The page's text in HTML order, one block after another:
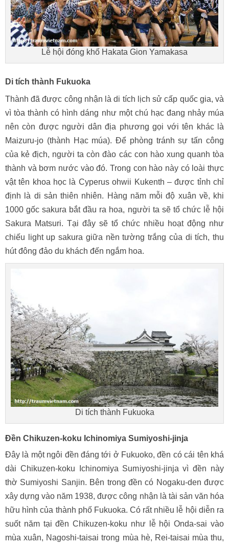
Lễ hội đóng khố Hakata Gion Yamakasa
Di tích thành Fukuoka
Thành đã được công nhận là di tích lịch sử cấp quốc gia, và
vì tòa thành có hình dáng như một chú hạc đang nhảy múa
nên còn được người dân địa phương gọi với tên khác là
Maizuru-jo (thành Hạc múa). Để phòng tránh sự tấn công
của kẻ địch, người ta còn đào các con hào xung quanh tòa
thành và bơm nước vào đó. Trong con hào này có loài thực
vật tên khoa học là Cyperus ohwii Kukenth – được tỉnh chỉ
định là di sản thiên nhiên. Hàng năm mỗi độ xuân về, khi
1000 gốc sakura bắt đầu ra hoa, người ta sẽ tổ chức lễ hội
Sakura Matsuri. Tại đây sẽ tổ chức nhiều hoạt động như
chiếu light up sakura giữa nền tường trắng của di tích, thu
hút đông đảo du khách đến ngắm hoa.
Di tích thành Fukuoka
Đền Chikuzen-koku Ichinomiya Sumiyoshi-jinja
Đây là một ngôi đền đáng tới ở Fukuoko, đền có cái tên khá
dài Chikuzen-koku Ichinomiya Sumiyoshi-jinja vì đền này
thờ Sumiyoshi Sanjin. Bên trong đền có Nogaku-den được
xây dựng vào năm 1938, được công nhận là tài sản văn hóa
hữu hình của thành phố Fukuoka. Có rất nhiều lễ hội diễn ra
suốt năm tại đền Chikuzen-koku như lễ hội Onda-sai vào
mùa xuân, Nagoshi-taisai trong mùa hè, Rei-taisai mùa thu,